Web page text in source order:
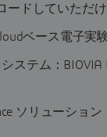
ードしていただけ
ベース電子実
ステム：BIOVIA
ソリューション​​​​​​​